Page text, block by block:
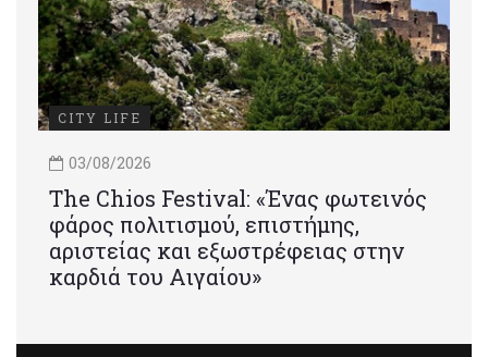
CITY LIFE
03/08/2026
Τhe Chios Festival: «Ένας φωτεινός
φάρος πολιτισμού, επιστήμης,
αριστείας και εξωστρέφειας στην
καρδιά του Αιγαίου»